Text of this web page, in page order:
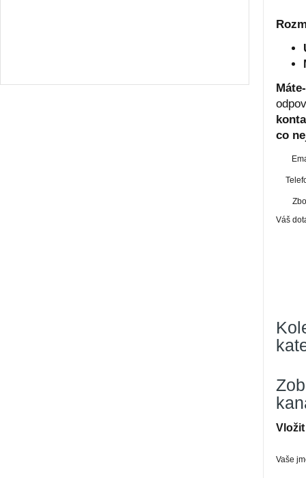
co
Váš
Vaše